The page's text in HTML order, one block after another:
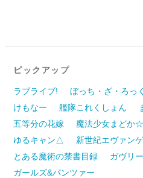
ピックアップ
ラブライブ! ぼっち・ざ・ろっ
けもなー
艦隊これくしょん
五等分の花嫁
魔法少女まどか
ゆるキャン△
新世紀エヴァン
とある魔術の禁書目録
ガヴリ
ガールズ&パンツァー